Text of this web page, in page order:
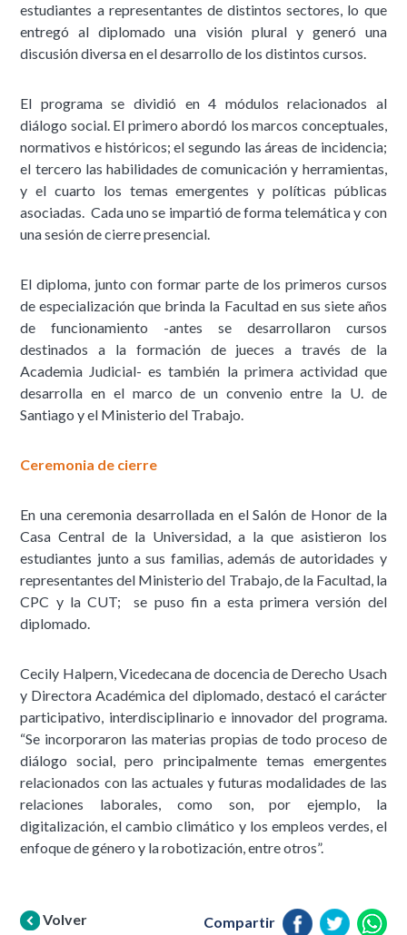
estudiantes a representantes de distintos sectores, lo que
entregó al diplomado una visión plural y generó una
discusión diversa en el desarrollo de los distintos cursos.
El programa se dividió en 4 módulos relacionados al
diálogo social. El primero abordó los marcos conceptuales,
normativos e históricos; el segundo las áreas de incidencia;
el tercero las habilidades de comunicación y herramientas,
y el cuarto los temas emergentes y políticas públicas
asociadas. Cada uno se impartió de forma telemática y con
una sesión de cierre presencial.
El diploma, junto con formar parte de los primeros cursos
de especialización que brinda la Facultad en sus siete años
de funcionamiento -antes se desarrollaron cursos
destinados a la formación de jueces a través de la
Academia Judicial- es también la primera actividad que
desarrolla en el marco de un convenio entre la U. de
Santiago y el Ministerio del Trabajo.
Ceremonia de cierre
En una ceremonia desarrollada en el Salón de Honor de la
Casa Central de la Universidad, a la que asistieron los
estudiantes junto a sus familias, además de autoridades y
representantes del Ministerio del Trabajo, de la Facultad, la
CPC y la CUT; se puso fin a esta primera versión del
diplomado.
Cecily Halpern, Vicedecana de docencia de Derecho Usach
y Directora Académica del diplomado, destacó el carácter
participativo, interdisciplinario e innovador del programa.
“Se incorporaron las materias propias de todo proceso de
diálogo social, pero principalmente temas emergentes
relacionados con las actuales y futuras modalidades de las
relaciones laborales, como son, por ejemplo, la
digitalización, el cambio climático y los empleos verdes, el
enfoque de género y la robotización, entre otros”.
Volver Compartir